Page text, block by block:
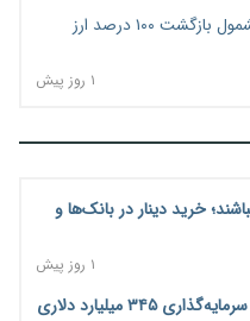
فهرست کالاهای فولادی و فلزات مشمول بازگشت ۱۰۰ درصد ارز
۱ روز پیش
خرید دینار در بانک‌ها و
۱ روز پیش
جنگ کریدورها وارد فاز جدید شد؛ سرمایه‌گذاری ۳۴۵ میلیارد دلاری